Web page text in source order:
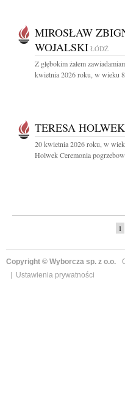
MIROSŁAW
WOJALSKI ŁÓDŹ
Z głębokim żalem
kwietnia 2026 roku, w wieku
TERESA HOLWEK
20 kwietnia 2026 roku, w
Holwek Ceremonia
1
Copyright © Wyborcza sp. z o.o.
Ustawienia prywatności